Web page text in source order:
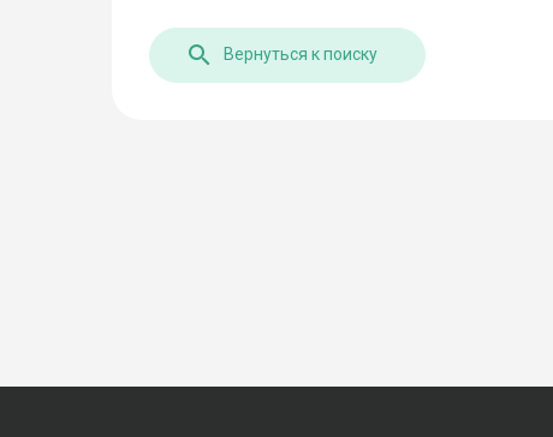
Вернуться к поиску